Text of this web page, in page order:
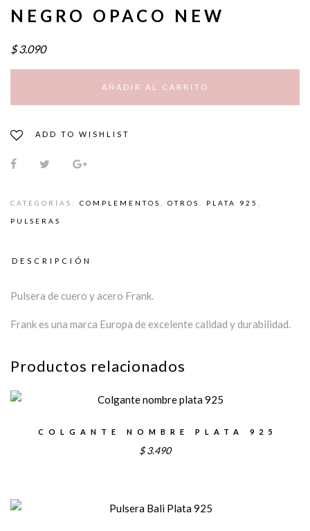
NEGRO OPACO NEW
$ 3.090
AÑADIR AL CARRITO
ADD TO WISHLIST
CATEGORÍAS: COMPLEMENTOS OTROS PLATA 925
PULSERAS
DESCRIPCIÓN
Pulsera de cuero y acero Frank.
Frank es una marca Europa de excelente calidad y durabilidad.
Productos relacionados
COLGANTE NOMBRE PLATA 925
$ 3.490